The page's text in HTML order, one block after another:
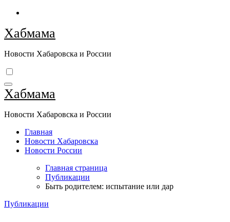
Перейти
содержимому
Хабмама
Новости Хабаровска и России
Хабмама
Новости Хабаровска и России
Главная
Новости Хабаровска
Новости России
Главная страница
Публикации
Быть родителем: испытание или дар
Публикации